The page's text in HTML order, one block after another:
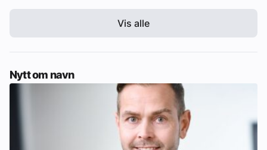
Vis alle
Nytt om navn